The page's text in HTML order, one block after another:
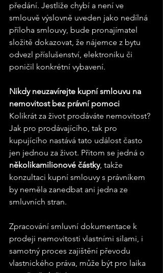
předání. Jestliže chybí a není ve
smlouvě výslovně uveden jako nedílná
příloha smlouvy, bude pronajímatel
složitě dokazovat, že nájemce z bytu
odvezl příslušenství, elektroniku či
poničil konkrétní vybavení.
Nikdy neuzavírejte kupní smlouvu na
nemovitost bez právní pomoci
Kolikrát za život prodáváte nemovitost?
Jak pro prodávajícího, tak pro
kupujícího nastává tato událost často
jen jednou za život. Přitom se jedná o
několikamilionové částky, takže
konzultaci kupní smlouvy s právníkem
by neměla zanedbat ani jedna ze
smluvních stran.
Zpracování smluvní dokumentace k
prodeji nemovitosti vlastními silami, i
samotný proces zajištění převodu
vlastnického práva, může být pro laika